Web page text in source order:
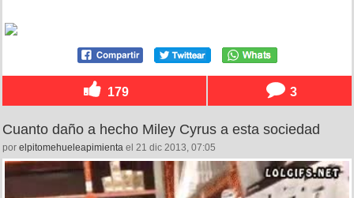
179 3
Cuanto daño a hecho Miley Cyrus a esta sociedad
por elpitomehueleapimienta el 21 dic 2013, 07:05